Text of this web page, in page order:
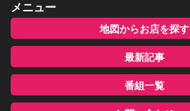
メニュー
地図からお店を探す
最新記事
番組一覧